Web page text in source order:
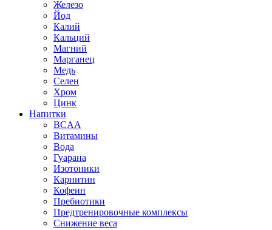
Железо
Йод
Калий
Кальций
Магний
Марганец
Медь
Селен
Хром
Цинк
Напитки
BCAA
Витамины
Вода
Гуарана
Изотоники
Карнитин
Кофеин
Пребиотики
Предтренировочные комплексы
Снижение веса